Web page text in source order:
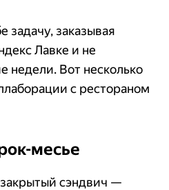
задачу, заказывая
Лавке и не
недели. Вот несколько
с рестораном
месье
сэндвич —